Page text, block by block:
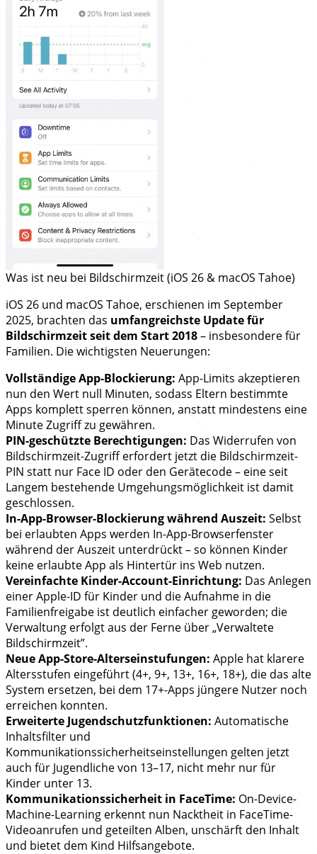
Was ist neu bei Bildschirmzeit (iOS 26 & macOS Tahoe)
iOS 26 und macOS Tahoe, erschienen im September
2025, brachten das umfangreichste Update für
Bildschirmzeit seit dem Start 2018– insbesondere für
Familien. Die wichtigsten Neuerungen:
Vollständige App-Blockierung: App-Limits akzeptieren
nun den Wert null Minuten, sodass Eltern bestimmte
Apps komplett sperren können, anstatt mindestens eine
Minute Zugriff zu gewähren.
PIN-geschützte Berechtigungen: Das Widerrufen von
Bildschirmzeit-Zugriff erfordert jetzt die Bildschirmzeit-
PIN statt nur Face ID oder den Gerätecode – eine seit
Langem bestehende Umgehungsmöglichkeit ist damit
geschlossen.
In-App-Browser-Blockierung während Auszeit: Selbst
bei erlaubten Apps werden In-App-Browserfenster
während der Auszeit unterdrückt – so können Kinder
keine erlaubte App als Hintertür ins Web nutzen.
Vereinfachte Kinder-Account-Einrichtung: Das Anlegen
einer Apple-ID für Kinder und die Aufnahme in die
Familienfreigabe ist deutlich einfacher geworden; die
Verwaltung erfolgt aus der Ferne über „Verwaltete
Bildschirmzeit”.
Neue App-Store-Alterseinstufungen: Apple hat klarere
Altersstufen eingeführt (4+, 9+, 13+, 16+, 18+), die das alte
System ersetzen, bei dem 17+-Apps jüngere Nutzer noch
erreichen konnten.
Erweiterte Jugendschutzfunktionen: Automatische
Inhaltsfilter und
Kommunikationssicherheitseinstellungen gelten jetzt
auch für Jugendliche von 13–17, nicht mehr nur für
Kinder unter 13.
Kommunikationssicherheit in FaceTime: On-Device-
Machine-Learning erkennt nun Nacktheit in FaceTime-
Videoanrufen und geteilten Alben, unschärft den Inhalt
und bietet dem Kind Hilfsangebote.